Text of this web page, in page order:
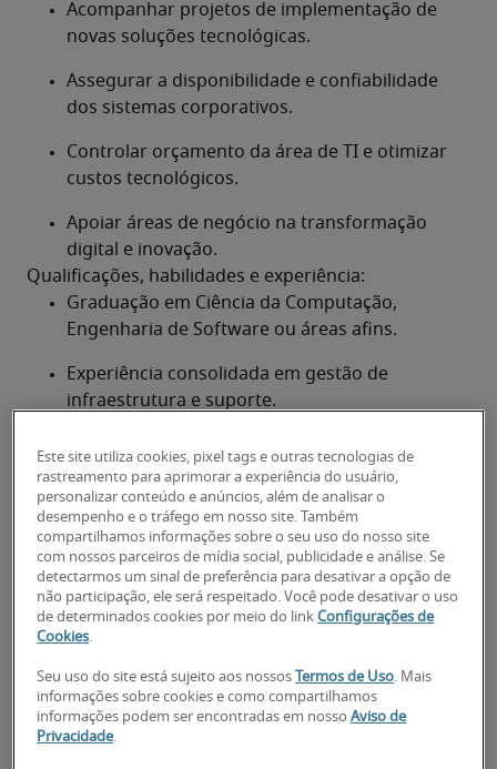
Acompanhar projetos de implementação de
novas soluções tecnológicas.
Assegurar a disponibilidade e confiabilidade
dos sistemas corporativos.
Controlar orçamento da área de TI e otimizar
custos tecnológicos.
Apoiar áreas de negócio na transformação
digital e inovação.
Qualificações, habilidades e experiência:
Graduação em Ciência da Computação,
Engenharia de Software ou áreas afins.
Experiência consolidada em gestão de
infraestrutura e suporte.
arquitetura de sistemas.
Capacidade de liderança e gestão de equipes
multidisciplinares.
Boa comunicação para interação com áreas
técnicas e executivas.
multinacionais.
Este site utiliza cookies, pixel tags e outras tecnologias de
rastreamento para aprimorar a experiência do usuário,
personalizar conteúdo e anúncios, além de analisar o
desempenho e o tráfego em nosso site. Também
compartilhamos informações sobre o seu uso do nosso site
com nossos parceiros de mídia social, publicidade e análise. Se
detectarmos um sinal de preferência para desativar a opção de
não participação, ele será respeitado. Você pode desativar o uso
de determinados cookies por meio do linkConfigurações de
Cookies.
Seu uso do site está sujeito aos nossos Termos de Uso. Mais
informações sobre cookies e como compartilhamos
informações podem ser encontradas em nossoAviso de
Privacidade.